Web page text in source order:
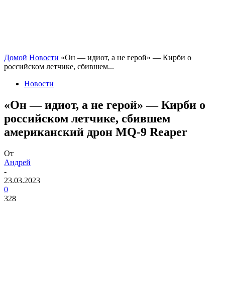
Домой Новости «Он — идиот, а не герой» — Кирби о
российском летчике, сбившем...
Новости
«Он — идиот, а не герой» — Кирби о
российском летчике, сбившем
американский дрон MQ-9 Reaper
От
Андрей
-
23.03.2023
0
328